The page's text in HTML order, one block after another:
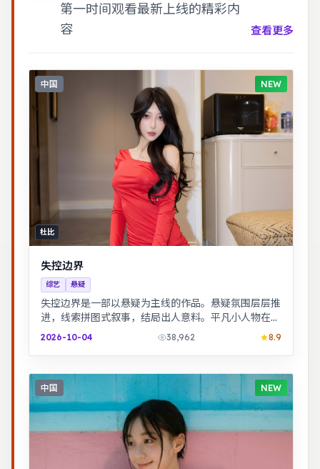
第一时间观看最新上线的精彩内
容
查看更多
中国 NEW
杜比
失控边界
综艺 悬疑
失控边界是一部以悬疑为主线的作品。悬疑氛围层层推
进，线索拼图式叙事，结局出人意料。平凡小人物在时
代浪潮里做出艰难抉择，最终与自我和解。
2026-10-04 38,962 8.9
中国 NEW